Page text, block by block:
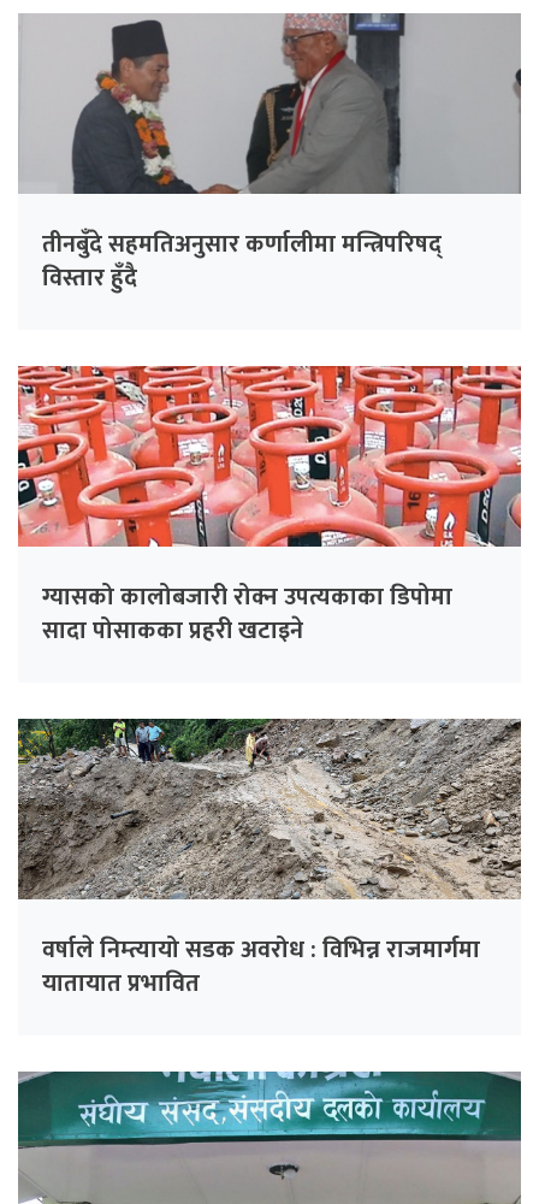
तीनबुँदे सहमतिअनुसार कर्णालीमा मन्त्रिपरिषद्
विस्तार हुँदै
ग्यासको कालोबजारी रोक्न उपत्यकाका डिपोमा
सादा पोसाकका प्रहरी खटाइने
वर्षाले निम्त्यायो सडक अवरोध : विभिन्न राजमार्गमा
यातायात प्रभावित